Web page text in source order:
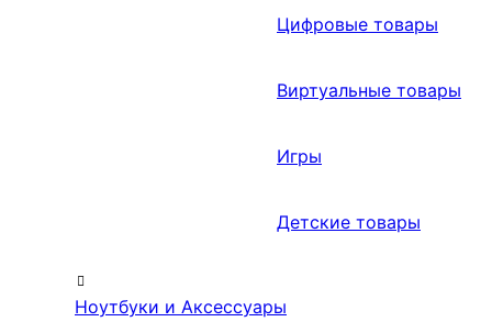
Цифровые товары
Виртуальные товары
Игры
Детские товары
Ноутбуки и Аксессуары